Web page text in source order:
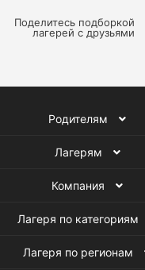
лагеря Весенние
Поделитесь подборкой
лагерей с друзьями
Родителям
Лагерям
Компания
Лагеря по категориям
Лагеря по регионам